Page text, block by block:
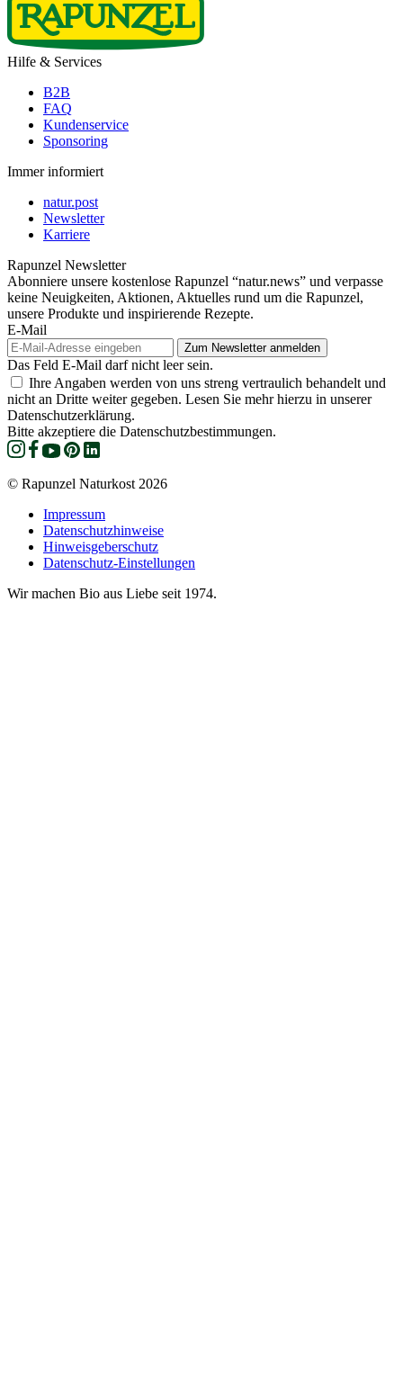
Hilfe & Services
B2B
FAQ
Kundenservice
Sponsoring
Immer informiert
natur.post
Newsletter
Karriere
Rapunzel Newsletter
Abonniere unsere kostenlose Rapunzel “natur.news” und verpasse
keine Neuigkeiten, Aktionen, Aktuelles rund um die Rapunzel,
unsere Produkte und inspirierende Rezepte.
E-Mail
Das Feld E-Mail darf nicht leer sein.
Ihre Angaben werden von uns streng vertraulich behandelt und
nicht an Dritte weiter gegeben. Lesen Sie mehr hierzu in unserer
Datenschutzerklärung.
Bitte akzeptiere die Datenschutzbestimmungen.
© Rapunzel Naturkost 2026
Impressum
Datenschutzhinweise
Hinweisgeberschutz
Datenschutz-Einstellungen
Wir machen Bio aus Liebe seit 1974.